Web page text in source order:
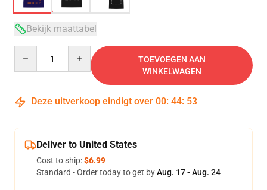
Bekijk maattabel
TOEVOEGEN AAN
WINKELWAGEN
Deze uitverkoop eindigt over 00: 44: 52
Deliver to United States
Cost to ship:$6.99
Standard - Order today to get byAug. 17 - Aug. 24